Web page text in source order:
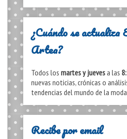
¿Cuándo se actualiza
Artea?
Todos los martes y juevesa las
nuevas noticias, crónicas o
tendencias del mundo de la
Recibe por email